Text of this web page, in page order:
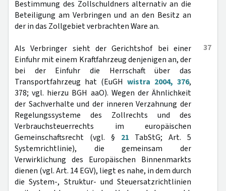
Bestimmung des Zollschuldners alternativ an die
Beteiligung am Verbringen und an den Besitz an
der in das Zollgebiet verbrachten Ware an.
37
Als Verbringer sieht der Gerichtshof bei einer
Einfuhr mit einem Kraftfahrzeug denjenigen an, der
bei der Einfuhr die Herrschaft über das
Transportfahrzeug hat (EuGH wistra 2004, 376,
378; vgl. hierzu BGH aaO). Wegen der Ähnlichkeit
der Sachverhalte und der inneren Verzahnung der
Regelungssysteme des Zollrechts und des
Verbrauchsteuerrechts im europäischen
Gemeinschaftsrecht (vgl. § 21 TabStG; Art. 5
Systemrichtlinie), die gemeinsam der
Verwirklichung des Europäischen Binnenmarkts
dienen (vgl. Art. 14 EGV), liegt es nahe, in dem durch
die System-, Struktur- und Steuersatzrichtlinien